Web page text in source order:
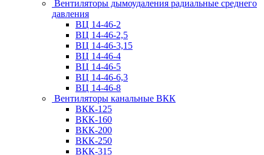
Вентиляторы дымоудаления радиальные среднего
давления
ВЦ 14-46-2
ВЦ 14-46-2,5
ВЦ 14-46-3,15
ВЦ 14-46-4
ВЦ 14-46-5
ВЦ 14-46-6,3
ВЦ 14-46-8
Вентиляторы канальные ВКК
ВКК-125
ВКК-160
ВКК-200
ВКК-250
ВКК-315